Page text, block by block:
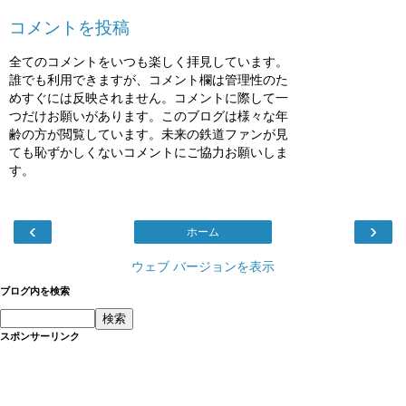
コメントを投稿
全てのコメントをいつも楽しく拝見しています。
誰でも利用できますが、コメント欄は管理性のた
めすぐには反映されません。コメントに際して一
つだけお願いがあります。このブログは様々な年
齢の方が閲覧しています。未来の鉄道ファンが見
ても恥ずかしくないコメントにご協力お願いしま
す。
‹ ›
ホーム
ウェブ バージョンを表示
ブログ内を検索
スポンサーリンク